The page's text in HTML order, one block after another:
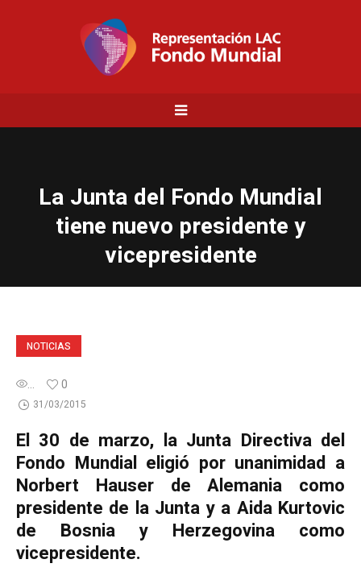
La Junta del Fondo Mundial
tiene nuevo presidente y
vicepresidente
NOTICIAS
... 0
31/03/2015
El 30 de marzo, la Junta Directiva del
Fondo Mundial eligió por unanimidad a
Norbert Hauser de Alemania como
presidente de la Junta y a Aida Kurtovic
de Bosnia y Herzegovina como
vicepresidente.